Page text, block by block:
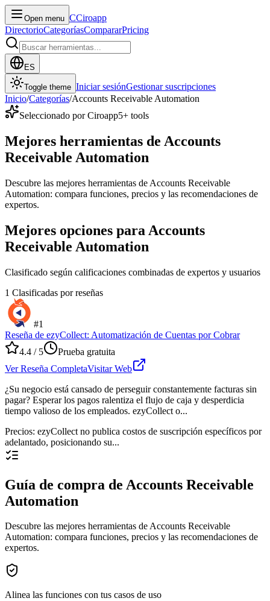
Open menu CCiroapp
DirectorioCategoríasCompararPricing
ES
Toggle theme Iniciar sesiónGestionar suscripciones
Inicio/Categorías/Accounts Receivable Automation
Seleccionado por Ciroapp5+ tools
Mejores herramientas de Accounts
Receivable Automation
Descubre las mejores herramientas de Accounts Receivable
Automation: compara funciones, precios y las recomendaciones de
expertos.
Mejores opciones para Accounts
Receivable Automation
Clasificado según calificaciones combinadas de expertos y usuarios
1 Clasificadas por reseñas
#1
Reseña de ezyCollect: Automatización de Cuentas por Cobrar
4.4 / 5
Prueba gratuita
Ver Reseña CompletaVisitar Web
¿Su negocio está cansado de perseguir constantemente facturas sin
pagar? Esperar los pagos ralentiza el flujo de caja y desperdicia
tiempo valioso de los empleados. ezyCollect o...
Precios: ezyCollect no publica costos de suscripción específicos por
adelantado, posicionando su...
Guía de compra de Accounts Receivable
Automation
Descubre las mejores herramientas de Accounts Receivable
Automation: compara funciones, precios y las recomendaciones de
expertos.
Alinea las funciones con tus casos de uso